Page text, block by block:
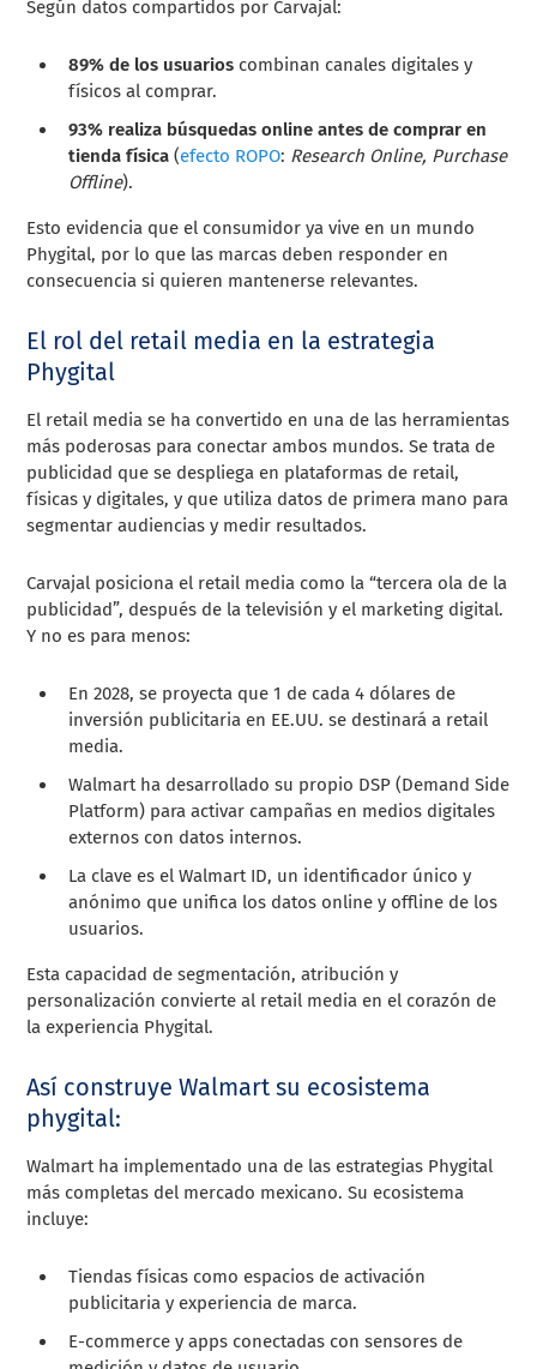
Según datos compartidos por Carvajal:
89% de los usuarios combinan canales digitales y
físicos al comprar.
93% realiza búsquedas online antes de comprar en
tienda física (efecto ROPO: Research Online, Purchase
Offline).
Esto evidencia que el consumidor ya vive en un mundo
Phygital, por lo que las marcas deben responder en
consecuencia si quieren mantenerse relevantes.
El rol del retail media en la estrategia
Phygital
El retail media se ha convertido en una de las herramientas
más poderosas para conectar ambos mundos. Se trata de
publicidad que se despliega en plataformas de retail,
físicas y digitales, y que utiliza datos de primera mano para
segmentar audiencias y medir resultados.
Carvajal posiciona el retail media como la “tercera ola de la
publicidad”, después de la televisión y el marketing digital.
Y no es para menos:
En 2028, se proyecta que 1 de cada 4 dólares de
inversión publicitaria en EE.UU. se destinará a retail
media.
Walmart ha desarrollado su propio DSP (Demand Side
Platform) para activar campañas en medios digitales
externos con datos internos.
La clave es el Walmart ID, un identificador único y
anónimo que unifica los datos online y offline de los
usuarios.
Esta capacidad de segmentación, atribución y
personalización convierte al retail media en el corazón de
la experiencia Phygital.
Así construye Walmart su ecosistema
phygital:
Walmart ha implementado una de las estrategias Phygital
más completas del mercado mexicano. Su ecosistema
incluye:
Tiendas físicas como espacios de activación
publicitaria y experiencia de marca.
E-commerce y apps conectadas con sensores de